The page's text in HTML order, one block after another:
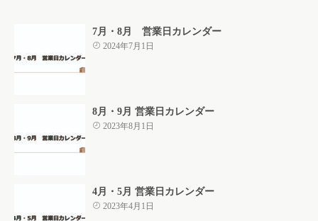
7月・8月 営業日カレンダー
2024年7月1日
8月・9月 営業日カレンダー
2023年8月1日
4月・5月 営業日カレンダー
2023年4月1日